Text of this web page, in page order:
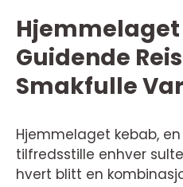
Hjemmelaget
Guidende
Smakfulle
Hjemmelaget kebab,
tilfredsstille enhver
hvert blitt en